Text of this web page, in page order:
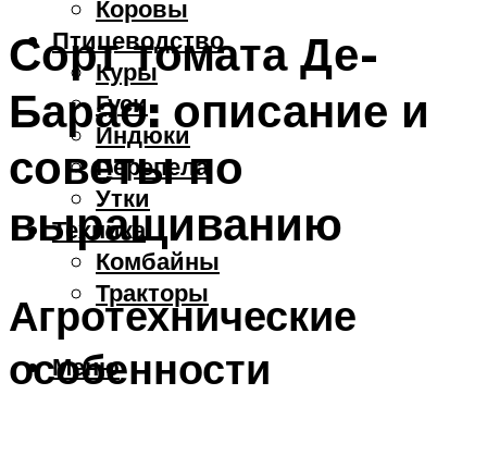
Коровы
Птицеводство
Куры
Гуси
Индюки
Перепела
Утки
Техника
Комбайны
Тракторы
Меню
Сорт томата Де-
Барао: описание и
советы по
выращиванию
Агротехнические
особенности